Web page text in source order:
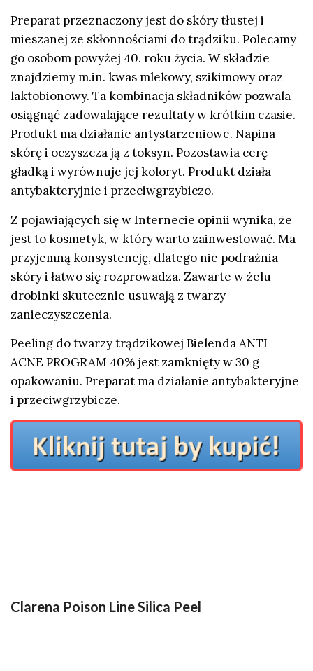
Preparat przeznaczony jest do skóry tłustej i
mieszanej ze skłonnościami do trądziku. Polecamy
go osobom powyżej 40. roku życia. W składzie
znajdziemy m.in. kwas mlekowy, szikimowy oraz
laktobionowy. Ta kombinacja składników pozwala
osiągnąć zadowalające rezultaty w krótkim czasie.
Produkt ma działanie antystarzeniowe. Napina
skórę i oczyszcza ją z toksyn. Pozostawia cerę
gładką i wyrównuje jej koloryt. Produkt działa
antybakteryjnie i przeciwgrzybiczo.
Z pojawiających się w Internecie opinii wynika, że
jest to kosmetyk, w który warto zainwestować. Ma
przyjemną konsystencję, dlatego nie podrażnia
skóry i łatwo się rozprowadza. Zawarte w żelu
drobinki skutecznie usuwają z twarzy
zanieczyszczenia.
Peeling do twarzy trądzikowej Bielenda ANTI
ACNE PROGRAM 40% jest zamknięty w 30 g
opakowaniu. Preparat ma działanie antybakteryjne
i przeciwgrzybicze.
Clarena Poison Line Silica Peel